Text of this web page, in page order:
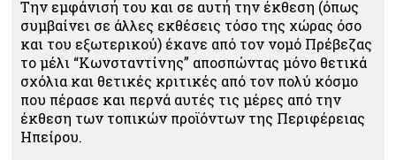
Την εμφάνισή του και σε αυτή την έκθεση (όπως
συμβαίνει σε άλλες εκθέσεις τόσο της χώρας όσο
και του εξωτερικού) έκανε από τον νομό Πρέβεζας
το μέλι “Κωνσταντίνης” αποσπώντας μόνο θετικά
σχόλια και θετικές κριτικές από τον πολύ κόσμο
που πέρασε και περνά αυτές τις μέρες από την
έκθεση των τοπικών προϊόντων της Περιφέρειας
Ηπείρου.